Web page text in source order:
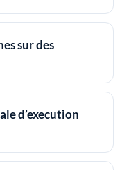
sur des
d’execution